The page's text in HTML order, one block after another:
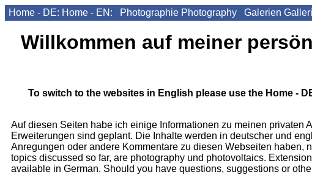
Home - DE: Home - EN: Photographie Photography Galerien
Willkommen auf meiner
To switch to the websites in English please use the Home -
Auf diesen Seiten habe ich einige Informationen zu meinen
Erweiterungen sind geplant. Die Inhalte werden in deutscher und
Anregungen oder andere Kommentare zu diesen Webseiten haben,
topics discussed so far, are photography und photovoltaics.
available in German. Should you have questions, suggestions or